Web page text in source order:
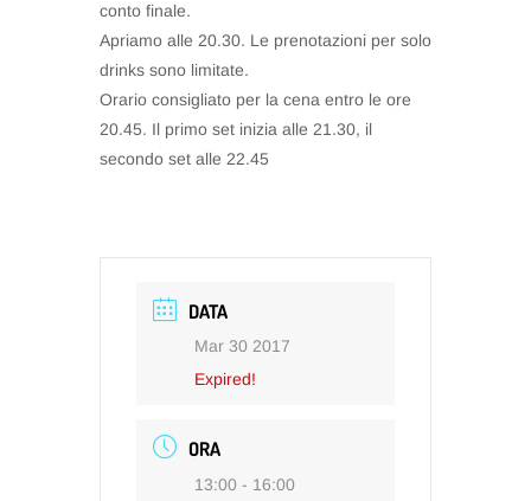
conto finale.
Apriamo alle 20.30. Le prenotazioni per solo
drinks sono limitate.
Orario consigliato per la cena entro le ore
20.45. Il primo set inizia alle 21.30, il
secondo set alle 22.45
DATA
Mar 30 2017
Expired!
ORA
13:00 - 16:00